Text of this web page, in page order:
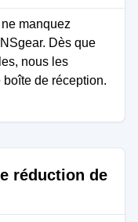
manquez
Dès que
nous les
de réception.
réduction de